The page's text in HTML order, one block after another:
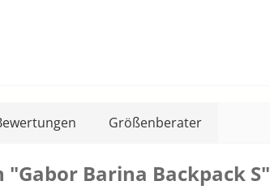
Größenberater
Barina Backpack S"